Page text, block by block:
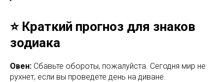
⭐ Краткий прогноз для знаков
зодиака
Овен: Сбавьте обороты, пожалуйста. Сегодня мир не
рухнет, если вы проведете день на диване.